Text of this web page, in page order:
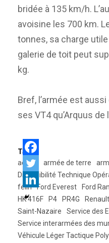
bridée à 135 km/h.
avoisine les 700 km.
tonnes, sa charge
galerie de toit peut
kg.
Bref, l’armée est
ses VT4 qu’Arquus de
Tags:
acmat
armée de terre
Disponibilité Technique
félin
Ford Everest Ford
HK 416F
P4 PR4G
Saint-Nazaire
Service des
Service interarmées des
Véhicule Léger Tactique